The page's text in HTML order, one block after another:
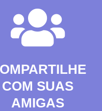
COM SUAS
AMIGAS